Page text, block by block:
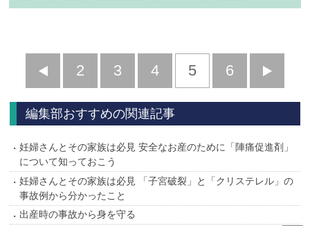
前
へ
2 3 4 5 6
へ
編集部おすすめの関連記事
妊婦さんとその家族は必見 安全なお産のために「陣痛促進剤」
について知っておこう
妊婦さんとその家族は必見 「子宮破裂」と「クリステレル」の
事故例から分かったこと
出産時の事故から身を守る